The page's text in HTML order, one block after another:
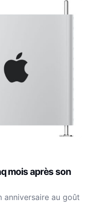
mois après son
anniversaire au goût